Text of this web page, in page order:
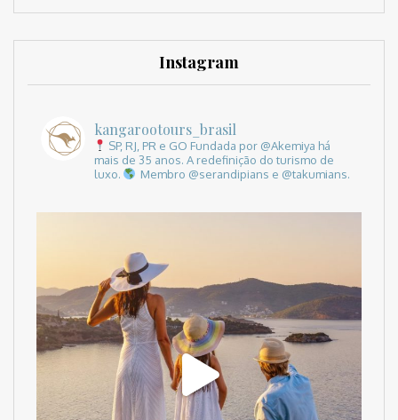
Instagram
kangarootours_brasil
SP, RJ, PR e GO Fundada por @Akemiya há
mais de 35 anos. A redefinição do turismo de
luxo.
Membro @serandipians e @takumians.